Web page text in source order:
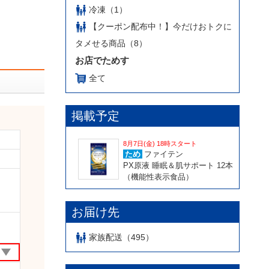
冷凍（1）
【クーポン配布中！】今だけおトクに
タメせる商品（8）
お店でためす
全て
掲載予定
8月7日(金) 18時スタート
ため ファイテン
PX原液 睡眠＆肌サポート 12本
（機能性表示食品）
お届け先
家族配送（495）